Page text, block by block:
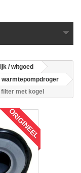
/ witgoed
warmtepompdroger
met kogel
ORIGINEEL